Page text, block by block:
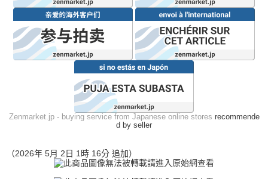
Zenmarket.jp - buying service from Japanese online stores recommende
d by seller
（2026年 5月 2日 1時 16分 追加）